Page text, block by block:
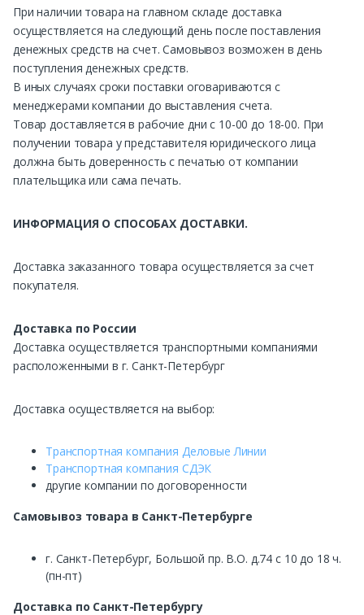
При наличии товара на главном складе доставка
осуществляется на следующий день после поставления
денежных средств на счет. Самовывоз возможен в день
поступления денежных средств.
В иных случаях сроки поставки оговариваются с
менеджерами компании до выставления счета.
Товар доставляется в рабочие дни с 10-00 до 18-00. При
получении товара у представителя юридического лица
должна быть доверенность с печатью от компании
плательщика или сама печать.
ИНФОРМАЦИЯ О СПОСОБАХ ДОСТАВКИ.
Доставка заказанного товара осуществляется за счет
покупателя.
Доставка по России
Доставка осуществляется транспортными компаниями
расположенными в г. Санкт-Петербург
Доставка осуществляется на выбор:
Транспортная компания Деловые Линии
Транспортная компания СДЭК
другие компании по договоренности
Самовывоз товара в Санкт-Петербурге
г. Санкт-Петербург, Большой пр. В.О. д.74 с 10 до 18 ч.
(пн-пт)
Доставка по Санкт-Петербургу